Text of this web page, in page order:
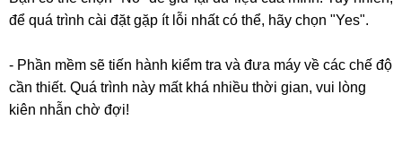
để quá trình cài đặt gặp ít lỗi nhất có thể, hãy chọn "Yes".
- Phần mềm sẽ tiến hành kiểm tra và đưa máy về các chế độ
cần thiết. Quá trình này mất khá nhiều thời gian, vui lòng
kiên nhẫn chờ đợi!